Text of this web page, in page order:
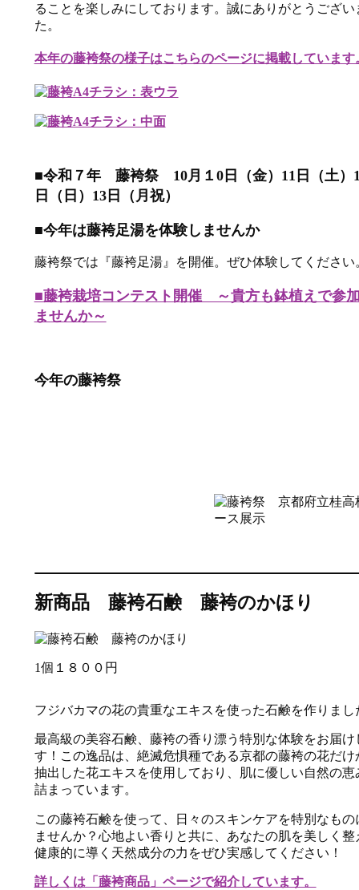
ることを楽しみにしております。誠にありがとうござい
た。
本年の藤袴祭の様子はこちらのページに掲載しています
■令和７年 藤袴祭 10月１0日（金）11日（土）
日（日）13日（月祝）
■今年は藤袴足湯を体験しませんか
藤袴祭では『藤袴足湯』を開催。ぜひ体験してください
■藤袴栽培コンテスト開催 ～貴方も鉢植えで参
ませんか～
今年の藤袴祭
新商品 藤袴石鹸 藤袴のかほり
1個１８００円
フジバカマの花の貴重なエキスを使った石鹸を作りまし
最高級の美容石鹸、藤袴の香り漂う特別な体験をお届け
す！この逸品は、絶滅危惧種である京都の藤袴の花だけ
抽出した花エキスを使用しており、肌に優しい自然の恵
詰まっています。
この藤袴石鹸を使って、日々のスキンケアを特別なもの
ませんか？心地よい香りと共に、あなたの肌を美しく整
健康的に導く天然成分の力をぜひ実感してください！
詳しくは「藤袴商品」ページで紹介しています。